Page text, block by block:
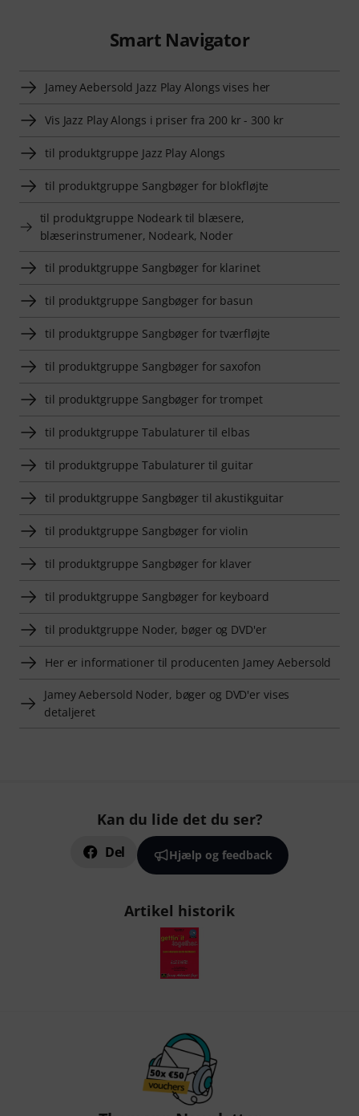
Smart Navigator
Jamey Aebersold Jazz Play Alongs vises her
Vis Jazz Play Alongs i priser fra 200 kr - 300 kr
til produktgruppe Jazz Play Alongs
til produktgruppe Sangbøger for blokfløjte
til produktgruppe Nodeark til blæsere,
blæserinstrumener, Nodeark, Noder
til produktgruppe Sangbøger for klarinet
til produktgruppe Sangbøger for basun
til produktgruppe Sangbøger for tværfløjte
til produktgruppe Sangbøger for saxofon
til produktgruppe Sangbøger for trompet
til produktgruppe Tabulaturer til elbas
til produktgruppe Tabulaturer til guitar
til produktgruppe Sangbøger til akustikguitar
til produktgruppe Sangbøger for violin
til produktgruppe Sangbøger for klaver
til produktgruppe Sangbøger for keyboard
til produktgruppe Noder, bøger og DVD'er
Her er informationer til producenten Jamey Aebersold
Jamey Aebersold Noder, bøger og DVD'er vises
detaljeret
Kan du lide det du ser?
Del Hjælp og feedback
Artikel historik